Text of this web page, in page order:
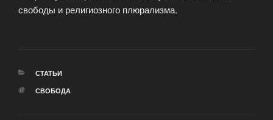
свободы и религиозного плюрализма.
РУБРИКИ
СТАТЬИ
МЕТКИ
СВОБОДА